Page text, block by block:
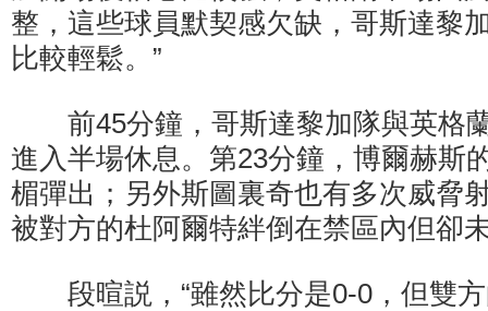
整，這些球員默契感欠缺，哥斯達黎
比較輕鬆。”
前45分鐘，哥斯達黎加隊與英格
進入半場休息。第23分鐘，博爾赫斯
楣彈出；另外斯圖裏奇也有多次威脅
被對方的杜阿爾特絆倒在禁區內但卻
段暄説，“雖然比分是0-0，但雙方